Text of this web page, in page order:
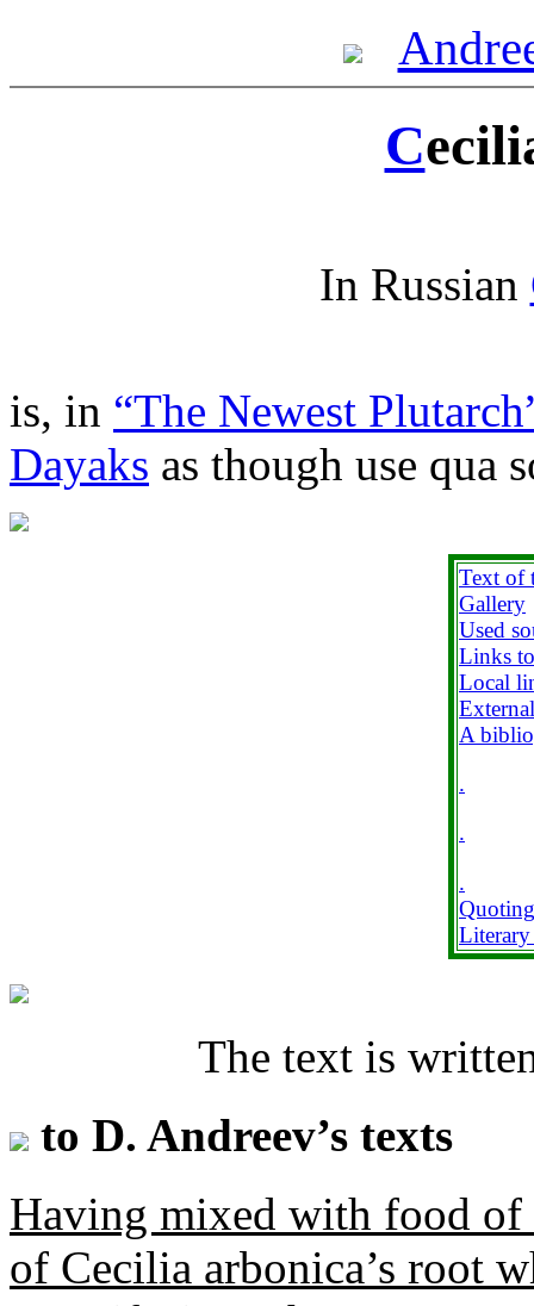
C
In Russian
is, in “The Newest
Dayaks as though use qua
Text of
Gallery
Used
Links
Local
A
.
.
.
Literary
The text is
to D. Andreev’s texts
Having mixed with food of
of Cecilia arbonica’s root